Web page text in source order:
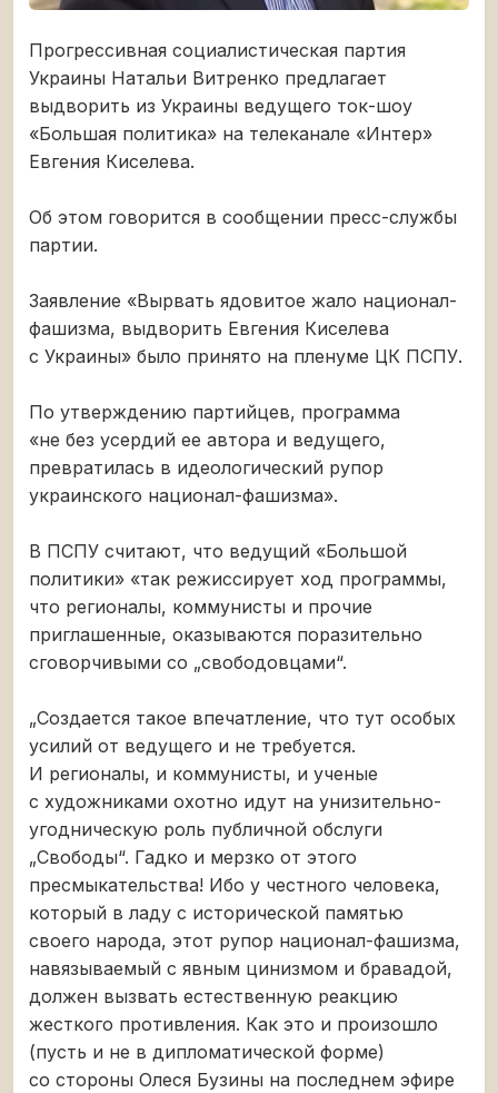
Прогрессивная социалистическая партия
Украины Натальи Витренко предлагает
выдворить из Украины ведущего ток-шоу
«Большая политика» на телеканале «Интер»
Евгения Киселева.
Об этом говорится в сообщении пресс-службы
партии.
Заявление «Вырвать ядовитое жало национал-
фашизма, выдворить Евгения Киселева
с Украины» было принято на пленуме ЦК ПСПУ.
По утверждению партийцев, программа
«не без усердий ее автора и ведущего,
превратилась в идеологический рупор
украинского национал-фашизма».
В ПСПУ считают, что ведущий «Большой
политики» «так режиссирует ход программы,
что регионалы, коммунисты и прочие
приглашенные, оказываются поразительно
сговорчивыми со „свободовцами“.
„Создается такое впечатление, что тут особых
усилий от ведущего и не требуется.
И регионалы, и коммунисты, и ученые
с художниками охотно идут на унизительно-
угодническую роль публичной обслуги
„Свободы“. Гадко и мерзко от этого
пресмыкательства! Ибо у честного человека,
который в ладу с исторической памятью
своего народа, этот рупор национал-фашизма,
навязываемый с явным цинизмом и бравадой,
должен вызвать естественную реакцию
жесткого противления. Как это и произошло
(пусть и не в дипломатической форме)
со стороны Олеся Бузины на последнем эфире